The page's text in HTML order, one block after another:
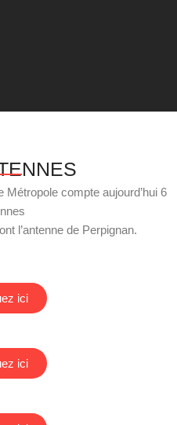
Métropole compte aujourd’hui 6
l’antenne de Perpignan.
ici
ici